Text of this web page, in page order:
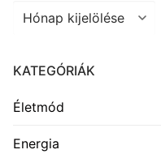
Archívum
KATEGÓRIÁK
Életmód
Energia